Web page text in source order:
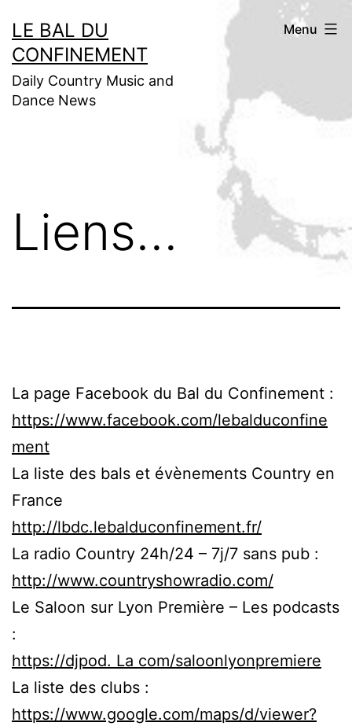
au
contenu
LE BAL DU
CONFINEMENT
Daily Country Music and
Dance News
Menu
Liens…
La page Facebook du Bal du Confinement :
https://www.facebook.com/lebalduconfine
ment
La liste des bals et évènements Country en
France
http://lbdc.lebalduconfinement.fr/
La radio Country 24h/24 – 7j/7 sans pub :
http://www.countryshowradio.com/
Le Saloon sur Lyon Première – Les podcasts
:
https://djpod. La com/saloonlyonpremiere
La liste des clubs :
https://www.google.com/maps/d/viewer?